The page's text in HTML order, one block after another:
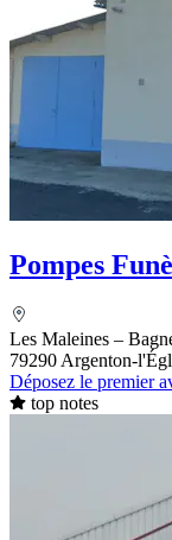
Pompes
Les Maleines –
79290 Argenton-
Déposez le premier
top notes